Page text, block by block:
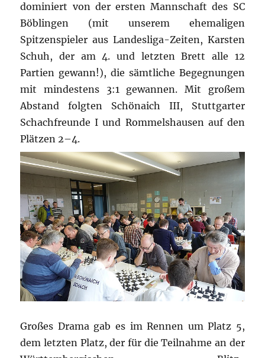
dominiert von der ersten Mannschaft des SC
Böblingen (mit unserem ehemaligen
Spitzenspieler aus Landesliga-Zeiten, Karsten
Schuh, der am 4. und letzten Brett alle 12
Partien gewann!), die sämtliche Begegnungen
mit mindestens 3:1 gewannen. Mit großem
Abstand folgten Schönaich III, Stuttgarter
Schachfreunde I und Rommelshausen auf den
Plätzen 2–4.
Großes Drama gab es im Rennen um Platz 5,
dem letzten Platz, der für die Teilnahme an der